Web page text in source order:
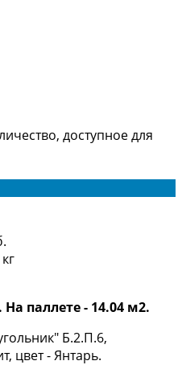
доступное для
кг
паллете - 14.04 м2.
Б.2.П.6,
цвет - Янтарь.